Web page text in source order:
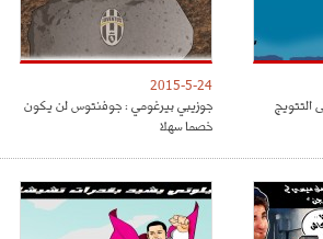
التتويج
2015-5-24
جوزيبي بيرغومي : جوفنتوس لن يكون
خصما سهلا